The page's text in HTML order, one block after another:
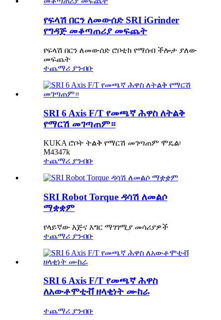
የፍላሽ በርን ለመውሰድ SRI iGrinder
የግዳጅ መቆጣጠሪያ መፍጨት
የፍላሽ በርን ለመውሰድ ሮቦቲክ የማሰብ ችሎታ ያለው
መፍጨት
ተጨማሪ ያንብቡ
SRI 6 Axis F/T የመጫኛ ሕዋስ ለትልቅ
የማርሽ መገጣጠም።
KUKA ሮቦት ትልቅ የማርሽ መገጣጠም ሞዴል፡
M4347k
ተጨማሪ ያንብቡ
SRI Robot Torque ዳሳሽ ለመልሶ
ማቋቋም
የላይኛው እጅና እግር ማገገሚያ መሳሪያዎች
ተጨማሪ ያንብቡ
SRI 6 Axis F/T የመጫኛ ሕዋስ
ለአውቶሞቲቭ ዘላቂነት ሙከራ
ተጨማሪ ያንብቡ